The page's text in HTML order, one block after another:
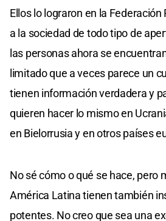
Ellos lo lograron en la
a la sociedad de todo tipo de
las personas ahora se
limitado que a veces parece un
tienen información verdadera y
quieren hacer lo mismo en
en Bielorrusia y en otros países
No sé cómo o qué se hace, pero
América Latina tienen también
potentes. No creo que sea una